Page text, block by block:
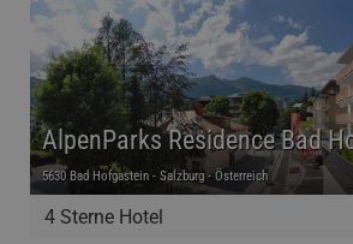
4 Sterne Hotel
AlpenParks Residence Bad
5630 Bad Hofgastein - Salzburg - Österreich